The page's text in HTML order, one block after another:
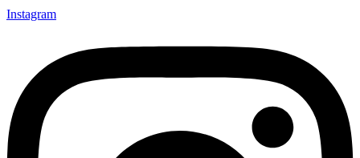
Instagram